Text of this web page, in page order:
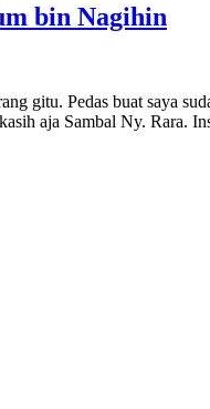
bin Nagihin
gitu. Pedas buat saya
aja Sambal Ny.